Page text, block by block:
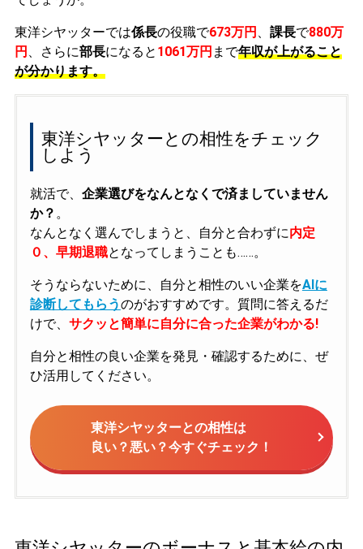
東洋シヤッターでは係長の役職で673万円 課長で880万
円
、さらに部長になると 1061万円 まで年収が上がること
が分かります。
東洋シヤッターとの相性をチェック
しよう
就活で、 企業選びをなんとなくで済ましていません
か？ 。
なんとなく選んでしまうと、自分と合わずに内定
０、早期退職となってしまうことも……。
そうならないために、自分と相性のいい企業をAIに
診断してもらうのがおすすめです。質問に答えるだ
けで、 サクッと簡単に自分に合った企業がわかる!
自分と相性の良い企業を発見・確認するために、ぜ
ひ活用してください。
東洋シヤッターとの相性は
良い？悪い？今すぐチェック！